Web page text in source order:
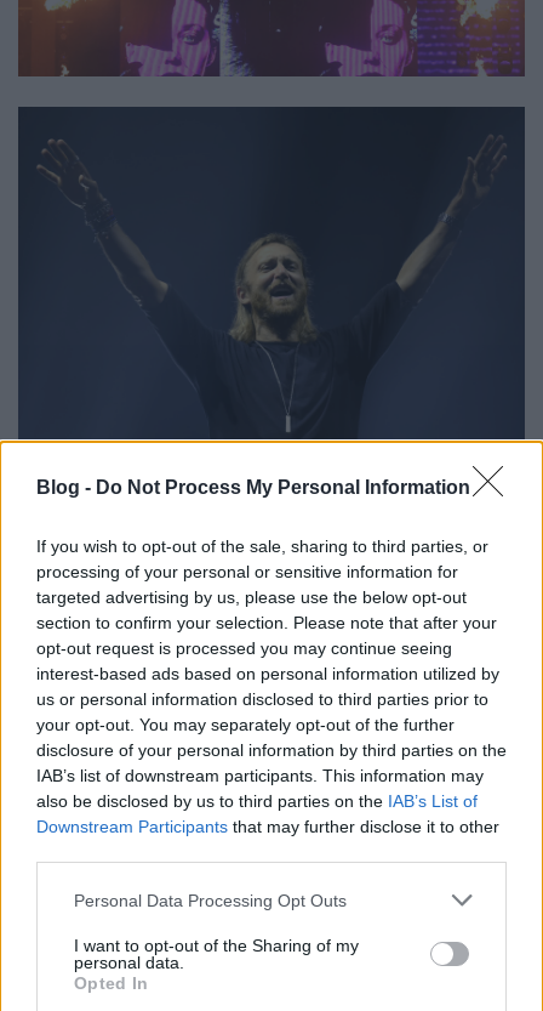
Blog - Do Not Process My Personal Information
If you wish to opt-out of the sale, sharing to third parties, or
processing of your personal or sensitive information for
targeted advertising by us, please use the below opt-out
section to confirm your selection. Please note that after your
opt-out request is processed you may continue seeing
interest-based ads based on personal information utilized by
us or personal information disclosed to third parties prior to
your opt-out. You may separately opt-out of the further
disclosure of your personal information by third parties on the
IAB’s list of downstream participants. This information may
also be disclosed by us to third parties on the IAB’s List of
Downstream Participants that may further disclose it to other
Please note that this website/app uses one or more Google
not limited to your visit or usage behaviour. You may click to
grant or deny consent to Google and its third-party tags to
use your data for below specified purposes in below Google
Personal Data Processing Opt Outs
I want to opt-out of the Sharing of my
personal data.
Opted In
Fotók: Artlasso
Mert mindentől függetlenül az eltelt öt nap alatt egy
fellépő se tudott ennyi embert maga köré vonzani –
na jó, talán Rihanna, de azt még jobban meg is
értem –, hogy a színpadtól a büfésekig végig
álljanak, miközben ugyanúgy ott ropta a szolidan
öltözött negyven éves nő, aki egy aerobik edzésen
érezhette magát, és az egész galaxist a
cicanadrágján viselő melltartós tini. Ezért kár
feltenni a kérdést, hogy ez az ösztönzenének sem
nevezhető silány produkció miért nem a Balaton
Sound legnagyobb dobása, mert hát ezért. Mert ez
kell a népnek, Guetta pedig addig fog egyszerűsödni
miközben részleteket vág be a legnagyobb
mindenki szívéig el fog hatolni a koncerten. Még
szerencse, hogy én most hátrébb mentem. (hv)
Bloc Partyegy nagyon tehetséges zenekar, már